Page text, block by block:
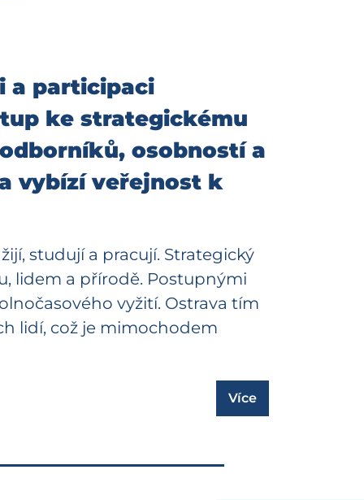
a participaci
ke strategickému
osobností a
vybízí veřejnost k
studují a pracují. Strategický
lidem a přírodě. Postupnými
vyžití. Ostrava tím
lidí, což je mimochodem
Více